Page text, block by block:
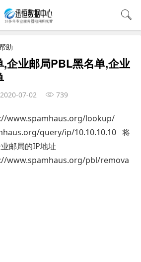
助
企业邮局PBL黑名单,企业
2020-07-02 739
www.spamhaus.org/lookup/
query/ip/10.10.10.10 将
邮局的IP地址
www.spamhaus.org/pbl/remova